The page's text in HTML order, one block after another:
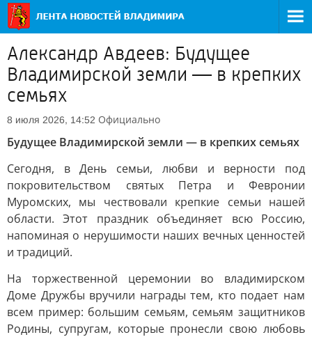
Александр Авдеев: Будущее
Владимирской земли — в крепких
семьях
8 июля 2026, 14:52 Официально
Будущее Владимирской земли — в крепких семьях
Сегодня, в День семьи, любви и верности под
покровительством святых Петра и Февронии
Муромских, мы чествовали крепкие семьи нашей
области. Этот праздник объединяет всю Россию,
напоминая о нерушимости наших вечных ценностей
и традиций.
На торжественной церемонии во владимирском
Доме Дружбы вручили награды тем, кто подает нам
всем пример: большим семьям, семьям защитников
Родины, супругам, которые пронесли свою любовь